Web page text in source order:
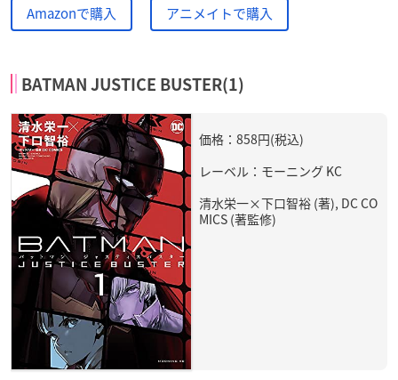
Amazonで購入 アニメイトで購入
BATMAN JUSTICE BUSTER(1)
価格：858円(税込)
レーベル：モーニング KC
清水栄一×下口智裕 (著), DC CO
MICS (著監修)